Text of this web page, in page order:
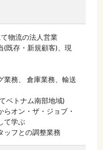
物流の法人営業
(既存・新規顧客)、現
業務、 倉庫業務、輸送
ベトナム南部地域)
らオン・ザ・ジョブ・
て学ぶ
ッフとの調整業務